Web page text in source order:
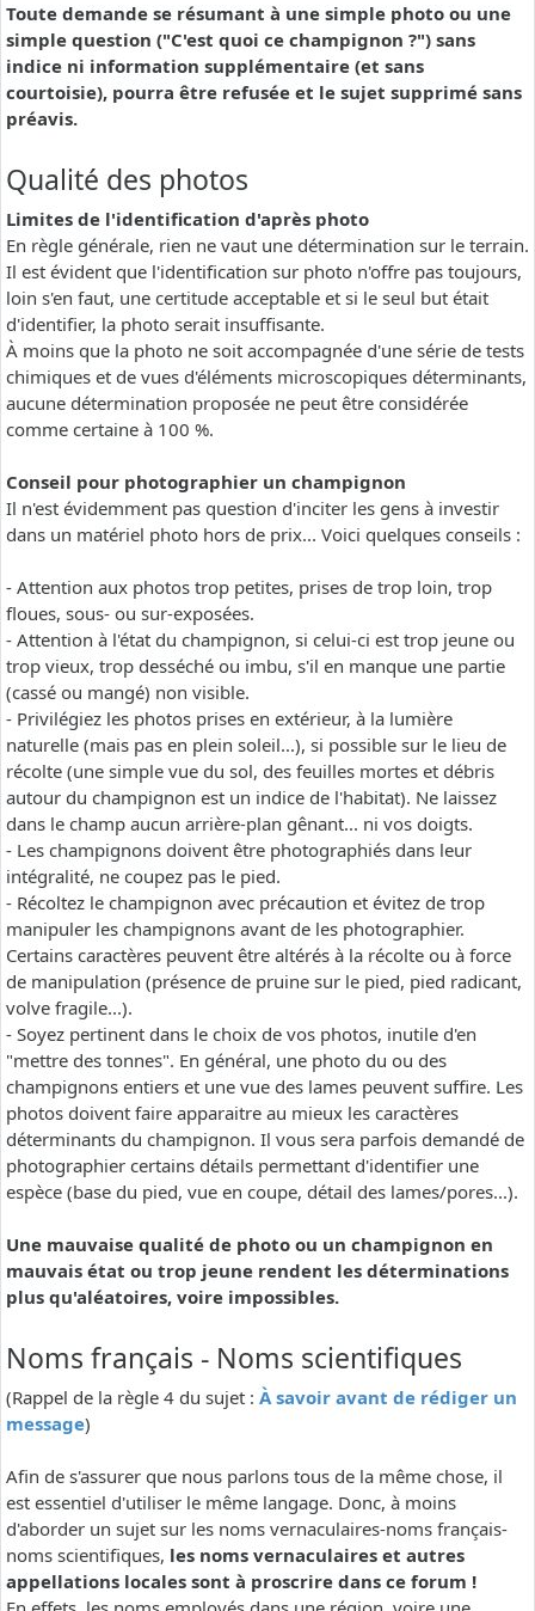
Toute demande se résumant à une simple photo ou une
simple question ("C'est quoi ce champignon ?") sans
indice ni information supplémentaire (et sans
courtoisie), pourra être refusée et le sujet supprimé sans
préavis.
Qualité des photos
Limites de l'identification d'après photo
En règle générale, rien ne vaut une détermination sur le terrain.
Il est évident que l'identification sur photo n'offre pas toujours,
loin s'en faut, une certitude acceptable et si le seul but était
d'identifier, la photo serait insuffisante.
À moins que la photo ne soit accompagnée d'une série de tests
chimiques et de vues d'éléments microscopiques déterminants,
aucune détermination proposée ne peut être considérée
comme certaine à 100 %.
Conseil pour photographier un champignon
Il n'est évidemment pas question d'inciter les gens à investir
dans un matériel photo hors de prix... Voici quelques conseils :
- Attention aux photos trop petites, prises de trop loin, trop
floues, sous- ou sur-exposées.
- Attention à l'état du champignon, si celui-ci est trop jeune ou
trop vieux, trop desséché ou imbu, s'il en manque une partie
(cassé ou mangé) non visible.
- Privilégiez les photos prises en extérieur, à la lumière
naturelle (mais pas en plein soleil...), si possible sur le lieu de
récolte (une simple vue du sol, des feuilles mortes et débris
autour du champignon est un indice de l'habitat). Ne laissez
dans le champ aucun arrière-plan gênant... ni vos doigts.
- Les champignons doivent être photographiés dans leur
intégralité, ne coupez pas le pied.
- Récoltez le champignon avec précaution et évitez de trop
manipuler les champignons avant de les photographier.
Certains caractères peuvent être altérés à la récolte ou à force
de manipulation (présence de pruine sur le pied, pied radicant,
volve fragile...).
- Soyez pertinent dans le choix de vos photos, inutile d'en
"mettre des tonnes". En général, une photo du ou des
champignons entiers et une vue des lames peuvent suffire. Les
photos doivent faire apparaitre au mieux les caractères
déterminants du champignon. Il vous sera parfois demandé de
photographier certains détails permettant d'identifier une
espèce (base du pied, vue en coupe, détail des lames/pores...).
Une mauvaise qualité de photo ou un champignon en
mauvais état ou trop jeune rendent les déterminations
plus qu'aléatoires, voire impossibles.
Noms français - Noms scientifiques
(Rappel de la règle 4 du sujet : À savoir avant de rédiger un
message)
Afin de s'assurer que nous parlons tous de la même chose, il
est essentiel d'utiliser le même langage. Donc, à moins
d'aborder un sujet sur les noms vernaculaires-noms français-
noms scientifiques, les noms vernaculaires et autres
appellations locales sont à proscrire dans ce forum !